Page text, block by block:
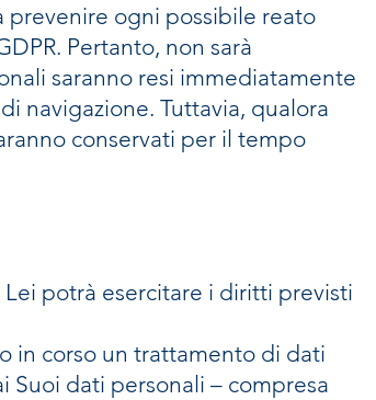
ogni possibile reato
Pertanto, non sarà
saranno resi immediatamente
navigazione. Tuttavia, qualora
conservati per il tempo
potrà esercitare i diritti previsti
in corso un trattamento di dati
Suoi dati personali – compresa